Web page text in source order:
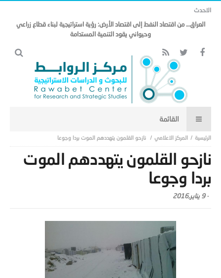
الاحدث
العراق… من اقتصاد النفط إلى اقتصاد الأرض: رؤية استراتيجية لبناء قطاع زراعي
وحيواني يقود التنمية المستدامة
المركز الاعلامي نازحو القلمون يتهددهم الموت بردا وجوعا
نازحو القلمون يتهددهم الموت
بردا وجوعا
-9 يناير,2016